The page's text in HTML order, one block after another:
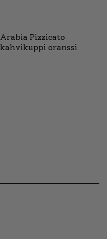
Arabia Pizzicato
kahvikuppi oranssi